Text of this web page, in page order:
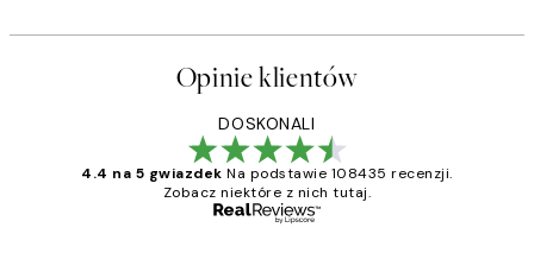
Opinie klientów
DOSKONALI
4.4 na 5 gwiazdek Na podstawie 108435 recenzji.
Zobacz niektóre z nich tutaj.